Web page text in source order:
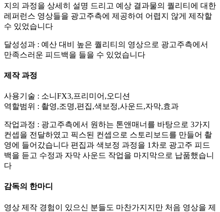
지의 과정을 상세히 설명 드리고 예상 결과물의 퀄리티에 대한
레퍼런스 영상들을 광고주측에 제공하여 어렵지 않게 제작할
수 있었습니다
달성성과 : 예산 대비 높은 퀄리티의 영상으로 광고주측에서
만족스러운 피드백을 들을 수 있었습니다
제작 과정
사용기술 : 소니FX3,프리미어,오디션
역할범위 : 촬영,조명,편집,색보정,사운드,자막,효과
작업과정 : 광고주측에서 원하는 톤앤매너를 바탕으로 3가지
컨셉을 전달하였고 픽스된 컨셉으로 스토리보드를 만들어 촬
영에 들어갔습니다 편집과 색보정 과정을 1차로 광고주 피드
백을 듣고 수정과 자막 사운드 작업을 마지막으로 납품했습니
다
감독의 한마디
영상 제작 경험이 있으신 분들도 마찬가지지만 처음 영상을 제